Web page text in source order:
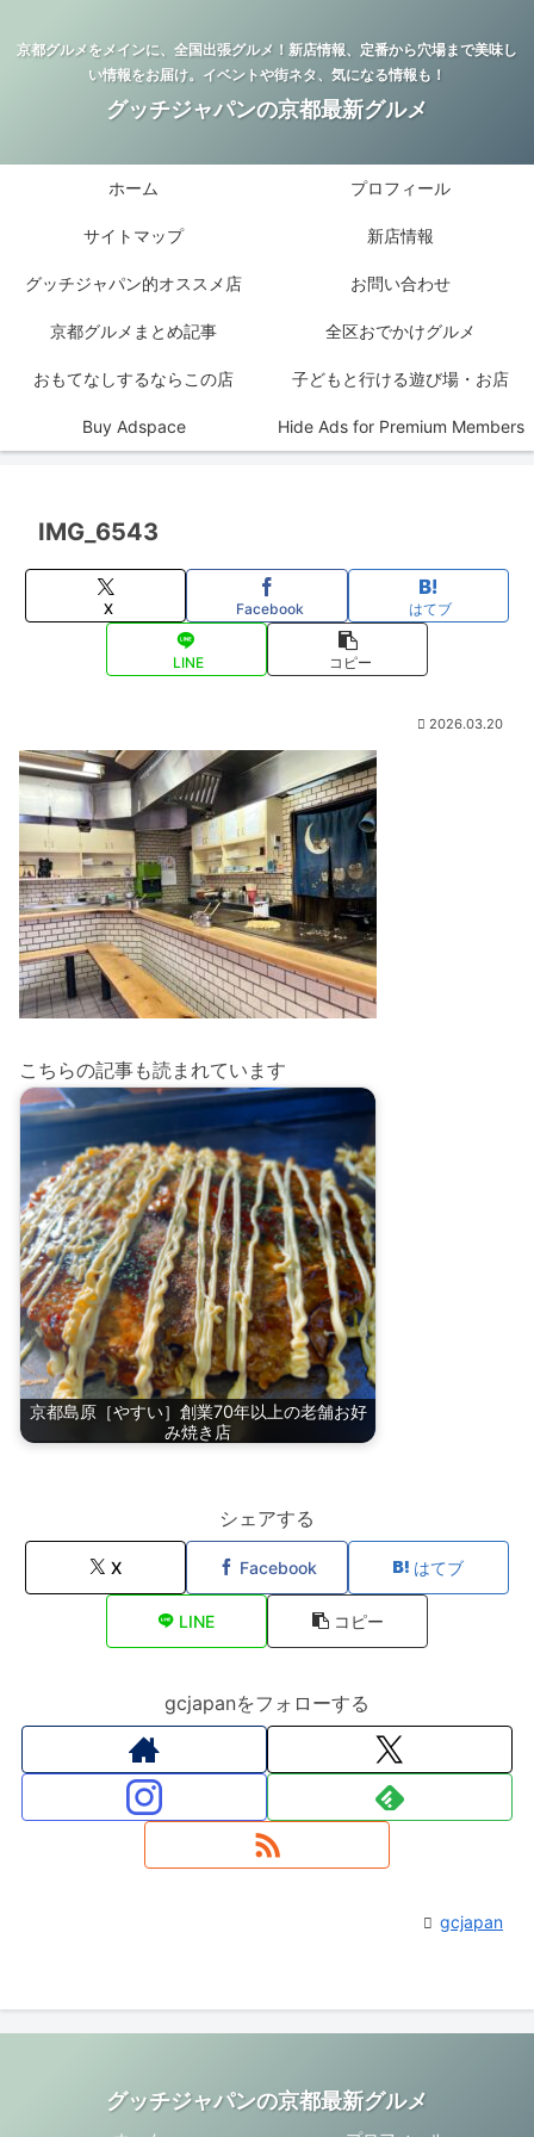
京都グルメをメインに、全国出張グルメ！新店情報、定番から穴場まで美味し
い情報をお届け。イベントや街ネタ、気になる情報も！
グッチジャパンの京都最新グルメ
ホーム プロフィール
サイトマップ 新店情報
グッチジャパン的オススメ店 お問い合わせ
京都グルメまとめ記事 全区おでかけグルメ
おもてなしするならこの店 子どもと行ける遊び場・お店
Buy Adspace Hide Ads for Premium Members
IMG_6543
X Facebook はてブ
LINE コピー
2026.03.20
こちらの記事も読まれています
京都島原［やすい］創業70年以上の老舗お好
み焼き店
シェアする
X Facebook はてブ
LINE コピー
gcjapanをフォローする
gcjapan
グッチジャパンの京都最新グルメ